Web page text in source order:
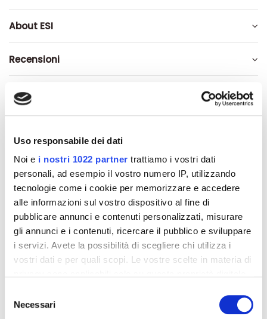
Uso responsabile dei dati
Noi e i nostri 1022 partner trattiamo i vostri dati
personali, ad esempio il vostro numero IP, utilizzando
tecnologie come i cookie per memorizzare e accedere
alle informazioni sul vostro dispositivo al fine di
pubblicare annunci e contenuti personalizzati, misurare
gli annunci e i contenuti, ricercare il pubblico e sviluppare
i servizi. Avete la possibilità di scegliere chi utilizza i
vostri dati e per quali scopi. Le vostre scelte in materia di
modificare o revocare il proprio consenso in qualsiasi
delNecessari
About ESI
Recensioni
Altri prodotti che potrebbero
interessarti